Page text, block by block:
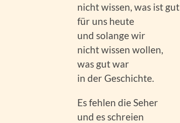
nicht wissen, was ist gut
für uns heute
und solange wir
nicht wissen wollen,
was gut war
in der Geschichte.
Es fehlen die Seher
und es schreien